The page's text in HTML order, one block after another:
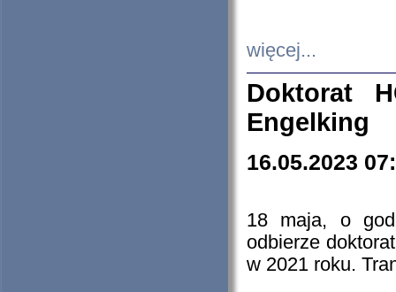
więcej...
Doktorat
Engelking
16.05.2023
18 maja, o
odbierze
w 2021 roku.